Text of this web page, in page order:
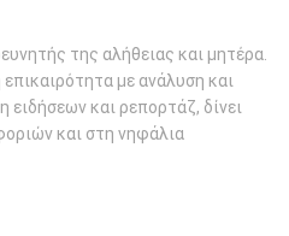
της αλήθειας και μητέρα.
επικαιρότητα με ανάλυση και
ειδήσεων και ρεπορτάζ, δίνει
και στη νηφάλια